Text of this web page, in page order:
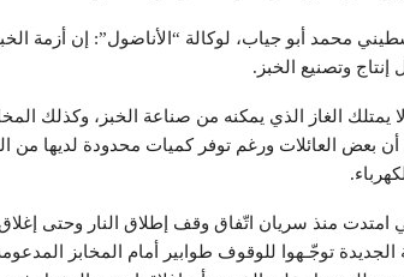
محمد أبو جياب، لوكالة “الأناضول”: إن أزمة
وتصنيع الخبز.
الغاز الذي يمكنه من صناعة الخبز، وكذلك
بعض العائلات ورغم توفر كميات محدودة لديها من
امتدت منذ سريان اتّفاق وقف إطلاق النار وحتى
توجّـهوا للوقوف طوابير أمام المخابز